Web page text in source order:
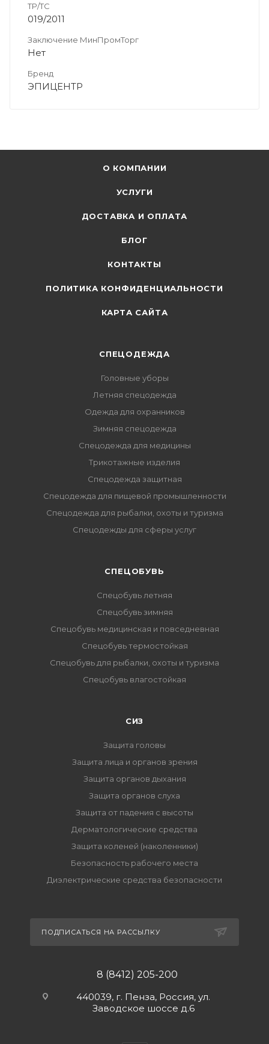
ТР/ТС
019/2011
Заключение МинПромТорг
Нет
Бренд
ЭПИЦЕНТР
О КОМПАНИИ
УСЛУГИ
ДОСТАВКА И ОПЛАТА
БЛОГ
КОНТАКТЫ
ПОЛИТИКА КОНФИДЕНЦИАЛЬНОСТИ
КАРТА САЙТА
СПЕЦОДЕЖДА
Головные уборы
Летняя спецодежда
Одежда для охранников
Зимняя спецодежда
Спецодежда для медицины
Трикотажные изделия
Спецодежда защитная
Спецодежда для пищевой промышленности
Спецодежда для рыбалки, охоты и туризма
Спецодежды для сферы услуг
CПЕЦОБУВЬ
Спецобувь летняя
Спецобувь зимняя
Спецобувь медицинская и повседневная
Спецобувь термостойкая
Спецобувь для рыбалки, охоты и туризма
Спецобувь влагостойкая
СИЗ
Защита головы
Защита лица и органов зрения
Защита органов дыхания
Защита органов слуха
Защита от падения с высоты
Дерматологические средства
Защита коленей (наколенники)
Безопасность рабочего места
Диэлектрические средства безопасности
ПОДПИСАТЬСЯ НА РАССЫЛКУ
8 (8412) 205-200
440039, г. Пенза, Россия, ул.
Заводское шоссе д.6